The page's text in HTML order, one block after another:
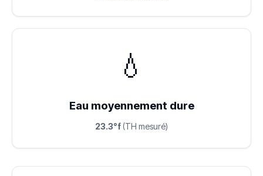
💧
Eau moyennement dure
23.3°f (TH mesuré)